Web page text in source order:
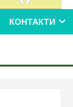
КОНТАКТИ